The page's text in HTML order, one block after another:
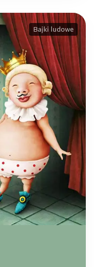
Bajki ludowe